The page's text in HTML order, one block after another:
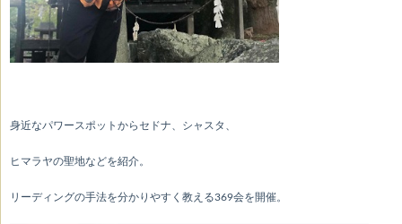
身近なパワースポットからセドナ、シャスタ、
ヒマラヤの聖地などを紹介。
リーディングの手法を分かりやすく教える369会を開催。